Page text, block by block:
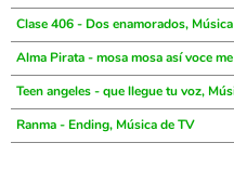
Clase 406 - Dos enamorados,
Alma Pirata - mosa mosa así voce
Teen angeles - que llegue tu voz,
Ranma - Ending, Música de TV